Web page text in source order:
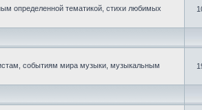
определенной тематикой, стихи любимых
событиям мира музыки, музыкальным